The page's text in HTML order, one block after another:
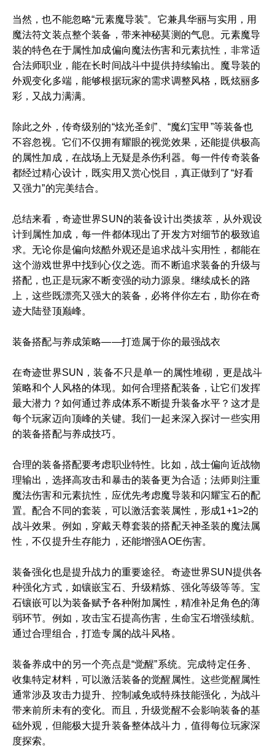
当然，也不能忽略“元素魔导装”。它兼具华丽与实用，用
魔法符文装点整个装备，带来神秘莫测的气息。元素魔导
装的特色在于属性加成偏向魔法伤害和元素抗性，非常适
合法师职业，能在长时间战斗中提供持续输出。魔导装的
外观变化多端，能够根据玩家的需求调整风格，既炫丽多
彩，又战力满满。
除此之外，传奇级别的“炫光圣剑”、“魔幻宝甲”等装备也
不容忽视。它们不仅拥有耀眼的视觉效果，还能提供极高
的属性加成，在战场上无疑是杀伤利器。每一件传奇装备
都经过精心设计，既实用又赏心悦目，真正做到了“好看
又强力”的完美结合。
总结来看，奇迹世界SUN的装备设计出类拔萃，从外观设
计到属性加成，每一件都体现出了开发方对细节的极致追
求。无论你是偏向炫酷外观还是追求战斗实用性，都能在
这个游戏世界中找到心仪之选。而不断追求装备的升级与
搭配，也正是玩家不断变强的动力源泉。继续成长的路
上，这些既漂亮又强大的装备，必将伴你左右，助你在奇
迹大陆登顶巅峰。
装备搭配与养成策略——打造属于你的最强战衣
在奇迹世界SUN，装备不只是单一的属性堆砌，更是战斗
策略和个人风格的体现。如何合理搭配装备，让它们发挥
最大潜力？如何通过养成体系不断提升装备水平？这才是
每个玩家迈向顶峰的关键。我们一起来深入探讨一些实用
的装备搭配与养成技巧。
合理的装备搭配要考虑职业特性。比如，战士偏向近战物
理输出，选择高攻击和暴击的装备更为合适；法师则注重
魔法伤害和元素抗性，应优先考虑魔导装和闪耀宝石的配
置。配合不同的套装，可以激活套装属性，形成1+1>2的
战斗效果。例如，穿戴天尊套装的搭配天神圣装的魔法属
性，不仅提升生存能力，还能增强AOE伤害。
装备强化也是提升战力的重要途径。奇迹世界SUN提供各
种强化方式，如镶嵌宝石、升级精炼、强化等级等等。宝
石镶嵌可以为装备赋予各种附加属性，精准补足角色的薄
弱环节。例如，攻击宝石提高伤害，生命宝石增强续航。
通过合理组合，打造专属的战斗风格。
装备养成中的另一个亮点是“觉醒”系统。完成特定任务、
收集特定材料，可以激活装备的觉醒属性。这些觉醒属性
通常涉及攻击力提升、控制减免或特殊技能强化，为战斗
带来前所未有的变化。而且，升级觉醒不会影响装备的基
础外观，但能极大提升装备整体战斗力，值得每位玩家深
度探索。